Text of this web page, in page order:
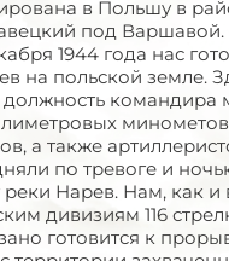
в Польшу в
под Варшавой.
1944 года нас
на польской земле.
должность командира
а также
по тревоге и
Нарев. Нам, как и
дивизиям 116
готовится к